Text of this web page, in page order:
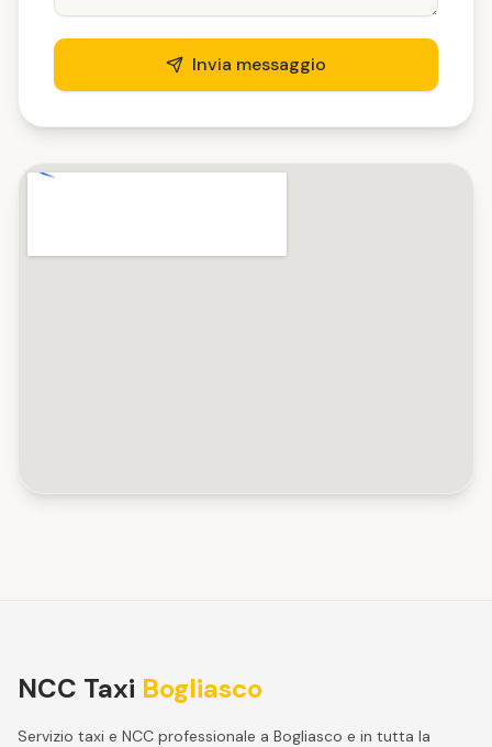
Invia messaggio
NCC Taxi Bogliasco
Servizio taxi e NCC professionale a Bogliasco e in tutta la